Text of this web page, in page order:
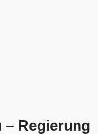
– Regierung